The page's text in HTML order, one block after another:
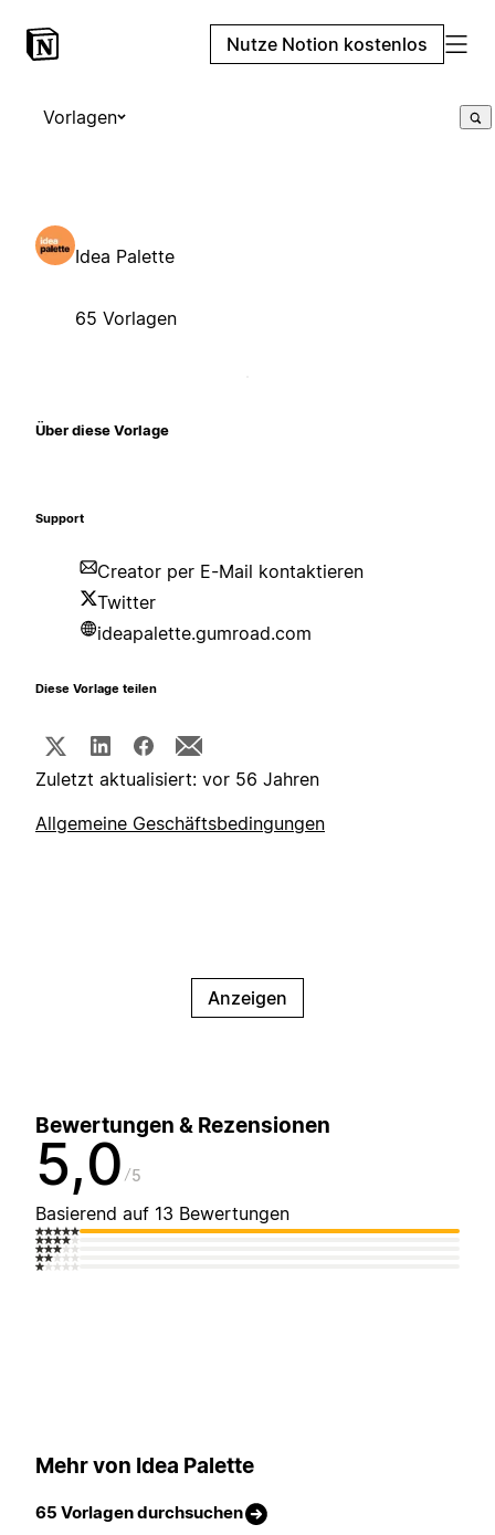
Nutze Notion kostenlos
Vorlagen
Idea Palette
65 Vorlagen
Über diese Vorlage
Support
Creator per E-Mail kontaktieren
Twitter
ideapalette.gumroad.com
Diese Vorlage teilen
Zuletzt aktualisiert: vor 56 Jahren
Allgemeine Geschäftsbedingungen
Anzeigen
Bewertungen & Rezensionen
5,0 5
Basierend auf 13 Bewertungen
Mehr von Idea Palette
65 Vorlagen durchsuchen